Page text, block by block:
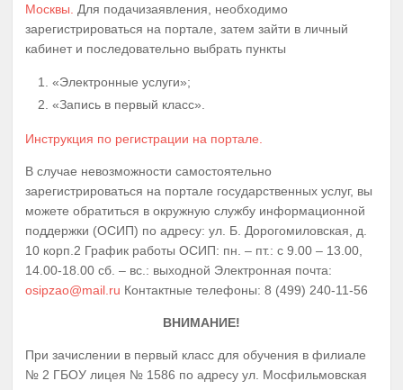
Москвы.
Для подачизаявления, необходимо
зарегистрироваться на портале, затем зайти в личный
кабинет и последовательно выбрать пункты
«Электронные услуги»;
«Запись в первый класс».
Инструкция по регистрации на портале.
В случае невозможности самостоятельно
зарегистрироваться на портале государственных услуг, вы
можете обратиться в окружную службу информационной
поддержки (ОСИП) по адресу: ул. Б. Дорогомиловская, д.
10 корп.2 График работы ОСИП: пн. – пт.: с 9.00 – 13.00,
14.00-18.00 сб. – вс.: выходной Электронная почта:
osipzao@mail.ru Контактные телефоны: 8 (499) 240-11-56
ВНИМАНИЕ!
При зачислении в первый класс для обучения в филиале
№ 2 ГБОУ лицея № 1586 по адресу ул. Мосфильмовская